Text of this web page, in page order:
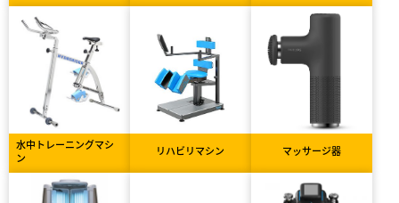
水中トレーニングマシ
ン
リハビリマシン マッサージ器